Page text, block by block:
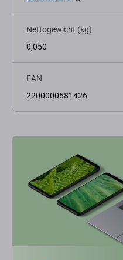
Nettogewicht (kg)
0,050
EAN
2200000581426